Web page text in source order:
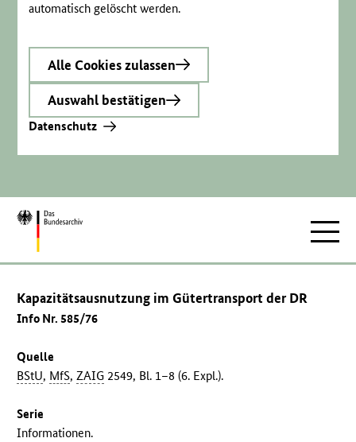
automatisch gelöscht werden.
Alle Cookies zulassen
Auswahl bestätigen
Datenschutz
Zur
Kapazitätsausnutzung im Gütertransport der DR
Info Nr. 585/76
Quelle
BStU, MfS,ZAIG 2549, Bl. 1–8 (6. Expl.).
Serie
Informationen.